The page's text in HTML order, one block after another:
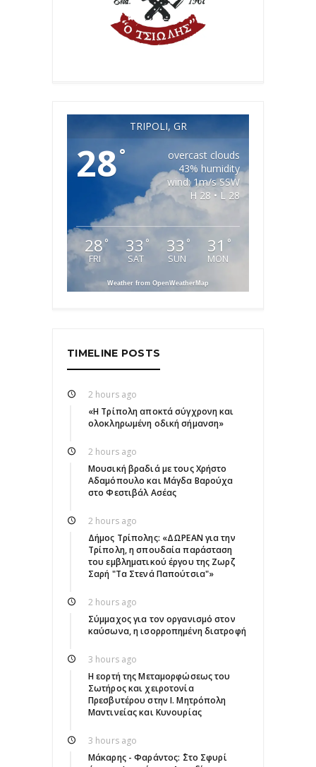
TRIPOLI, GR
28°
overcast clouds
43% humidity
wind: 1m/s SSW
H 28 • L 28
28 °
FRI
33 °
SAT
33 °
SUN
31 °
MON
Weather from OpenWeatherMap
TIMELINE POSTS
2 hours ago
«Η Τρίπολη αποκτά σύγχρονη και
ολοκληρωμένη οδική σήμανση»
2 hours ago
Μουσική βραδιά με τους Χρήστο
Αδαμόπουλο και Μάγδα Βαρούχα
στο Φεστιβάλ Ασέας
2 hours ago
Δήμος Τρίπολης: «ΔΩΡΕΑΝ για την
Τρίπολη, η σπουδαία παράσταση
του εμβληματικού έργου της Ζωρζ
Σαρή "Τα Στενά Παπούτσια"»
2 hours ago
Σύμμαχος για τον οργανισμό στον
καύσωνα, η ισορροπημένη διατροφή
3 hours ago
Η εορτή της Μεταμορφώσεως του
Σωτήρος και χειροτονία
Πρεσβυτέρου στην Ι. Μητρόπολη
Μαντινείας και Κυνουρίας
3 hours ago
Μάκαρης - Φαράντος: ΄΄Στο Σφυρί